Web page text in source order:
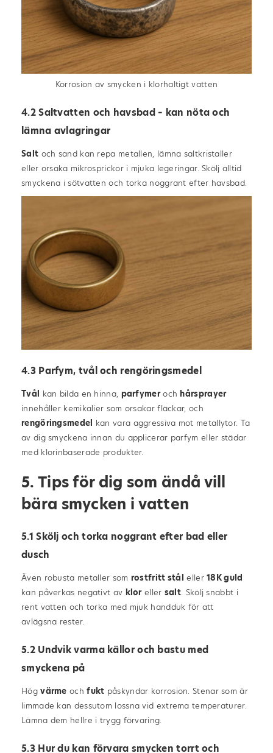
Korrosion av smycken i klorhaltigt vatten
4.2 Saltvatten och havsbad – kan nöta och
lämna avlagringar
Salt och sand kan repa metallen, lämna saltkristaller
eller orsaka mikrosprickor i mjuka legeringar. Skölj alltid
smyckena i sötvatten och torka noggrant efter havsbad.
4.3 Parfym, tvål och rengöringsmedel
Tvål kan bilda en hinna, parfymerochhårsprayer
innehåller kemikalier som orsakar fläckar, och
rengöringsmedel kan vara aggressiva mot metallytor. Ta
av dig smyckena innan du applicerar parfym eller städar
med klorinbaserade produkter.
5. Tips för dig som ändå vill
bära smycken i vatten
5.1 Skölj och torka noggrant efter bad eller
dusch
Även robusta metaller som rostfritt stål eller18K guld
kan påverkas negativt av kloreller salt. Skölj snabbt i
rent vatten och torka med mjuk handduk för att
avlägsna rester.
5.2 Undvik varma källor och bastu med
smyckena på
Högvärme ochfukt påskyndar korrosion. Stenar som är
limmade kan dessutom lossna vid extrema temperaturer.
Lämna dem hellre i trygg förvaring.
5.3 Hur du kan förvara smycken torrt och